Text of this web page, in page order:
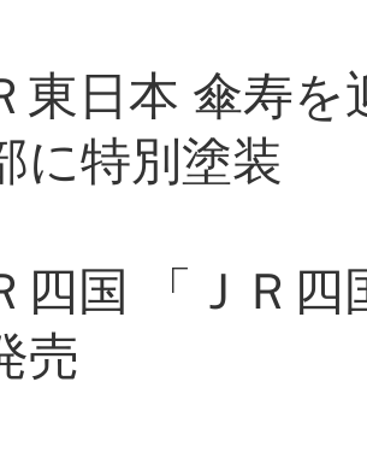
東日本 傘寿
に特別塗装
四国 「ＪＲ
売